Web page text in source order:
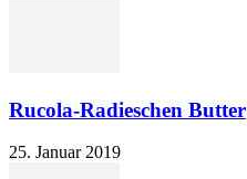
Rucola-Radieschen Butter
25. Januar 2019